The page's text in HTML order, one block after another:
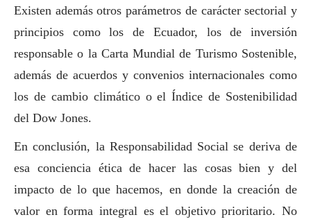
Existen además otros parámetros de carácter sectorial y
principios como los de Ecuador, los de inversión
responsable o la Carta Mundial de Turismo Sostenible,
además de acuerdos y convenios internacionales como
los de cambio climático o el Índice de Sostenibilidad
del Dow Jones.
En conclusión, la Responsabilidad Social se deriva de
esa conciencia ética de hacer las cosas bien y del
impacto de lo que hacemos, en donde la creación de
valor en forma integral es el objetivo prioritario. No